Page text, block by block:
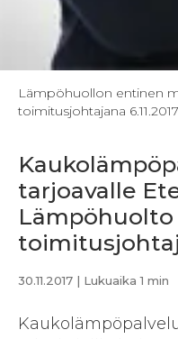
Lämpöhuollon entinen
toimitusjohtajana
tarjoavalle
Lämpöhuolto
30.11.2017 | Lukuaika 1 min